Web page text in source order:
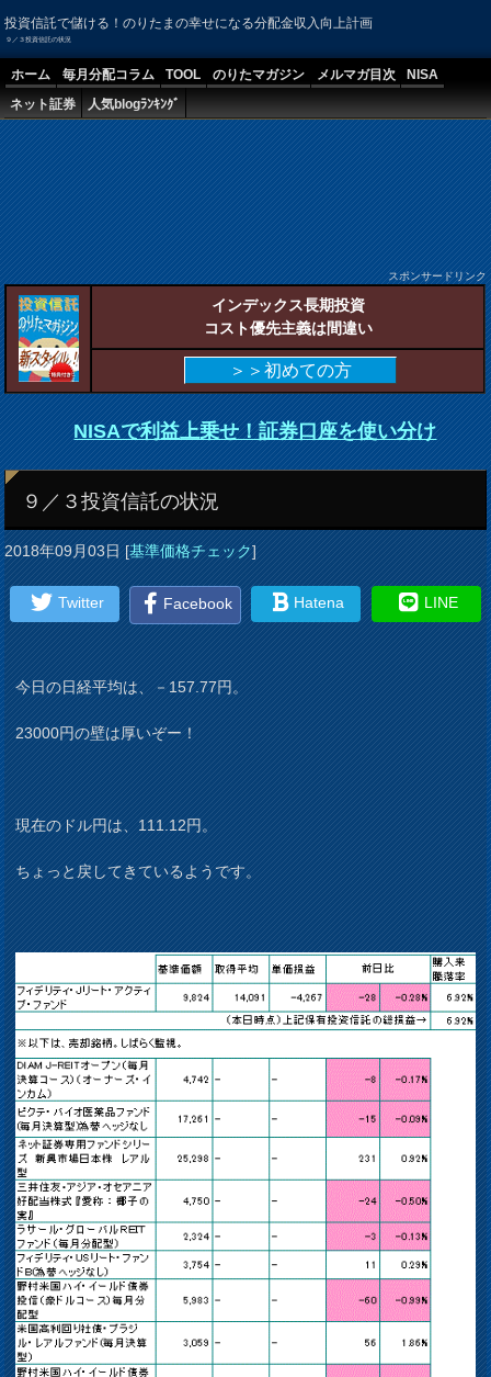
投資信託で儲ける！のりたまの幸せになる分配金収入向上計画
９／３投資信託の状況
ホーム 毎月分配コラム TOOL のりたマガジン メルマガ目次
NISA
ネット証券
人気blogﾗﾝｷﾝｸﾞ
スポンサードリンク
インデックス長期投資
コスト優先主義は間違い
＞＞初めての方
NISAで利益上乗せ！証券口座を使い分け
９／３投資信託の状況
2018年09月03日[基準価格チェック]
Twitter Facebook Hatena LINE
今日の日経平均は、－157.77円。
23000円の壁は厚いぞー！
現在のドル円は、111.12円。
ちょっと戻してきているようです。